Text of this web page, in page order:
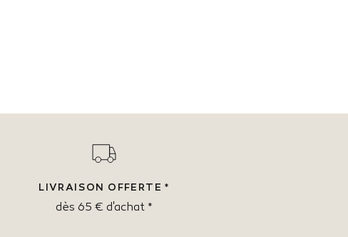
LIVRAISON OFFERTE *
dès 65 € d'achat *